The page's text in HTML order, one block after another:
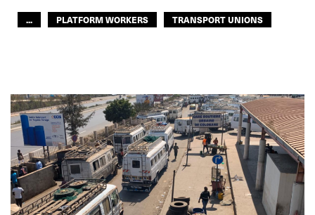
PLATFORM WORKERS
TRANSPORT UNIONS
...